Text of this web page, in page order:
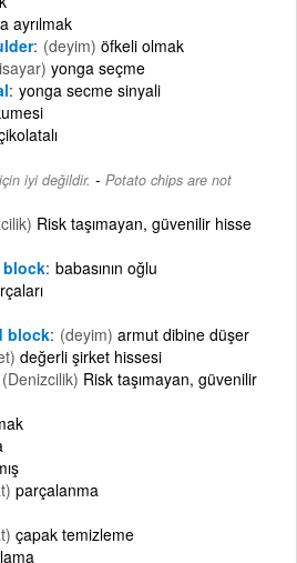
ayrılmak
(deyim) öfkeli olmak
yonga seçme
yonga secme sinyali
iyi değildir. - Potato chips are not
Risk taşımayan, güvenilir hisse
babasının oğlu
block (deyim) armut dibine düşer
değerli şirket hissesi
(Denizcilik) Risk taşımayan, güvenilir
parçalanma
çapak temizleme